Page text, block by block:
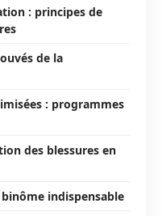
: principes de
de la
: programmes
des blessures en
indispensable